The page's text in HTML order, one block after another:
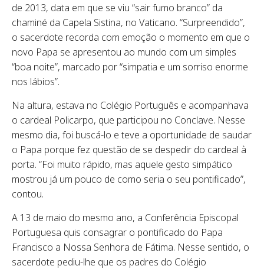
de 2013, data em que se viu “sair fumo branco” da
chaminé da Capela Sistina, no Vaticano. “Surpreendido”,
o sacerdote recorda com emoção o momento em que o
novo Papa se apresentou ao mundo com um simples
“boa noite”, marcado por “simpatia e um sorriso enorme
nos lábios”.
Na altura, estava no Colégio Português e acompanhava
o cardeal Policarpo, que participou no Conclave. Nesse
mesmo dia, foi buscá-lo e teve a oportunidade de saudar
o Papa porque fez questão de se despedir do cardeal à
porta. “Foi muito rápido, mas aquele gesto simpático
mostrou já um pouco de como seria o seu pontificado”,
contou.
A 13 de maio do mesmo ano, a Conferência Episcopal
Portuguesa quis consagrar o pontificado do Papa
Francisco a Nossa Senhora de Fátima. Nesse sentido, o
sacerdote pediu-lhe que os padres do Colégio